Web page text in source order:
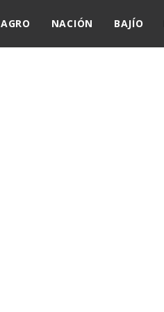
AGRO NACIÓN BAJÍO